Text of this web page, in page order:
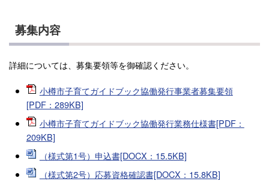
募集内容
詳細については、募集要領等を御確認ください。
小樽市子育てガイドブック協働発行事業者募集要領
[PDF：289KB]
小樽市子育てガイドブック協働発行業務仕様書[PDF：
209KB]
（様式第1号）申込書[DOCX：15.5KB]
（様式第2号）応募資格確認書[DOCX：15.8KB]